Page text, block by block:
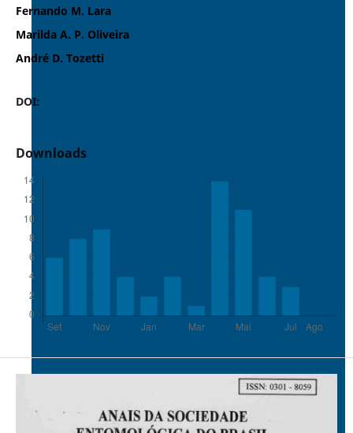
Fernando M. Lara
Marilda A. P. Oliveira
André D. Tozetti
DOI:
Downloads